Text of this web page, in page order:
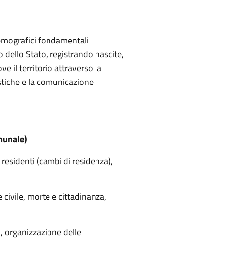
fondamentali
dello Stato, registrando nascite,
il territorio attraverso la
e la comunicazione
)
(cambi di residenza),
morte e cittadinanza,
organizzazione delle